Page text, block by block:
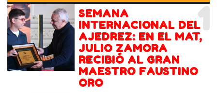
1
SEMANA
INTERNACIONAL DEL
AJEDREZ: EN EL MAT,
JULIO ZAMORA
RECIBIÓ AL GRAN
MAESTRO FAUSTINO
ORO